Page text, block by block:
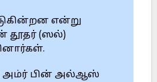
என்று
(ஸல்)
அம்ர் பின் அல்ஆஸ்